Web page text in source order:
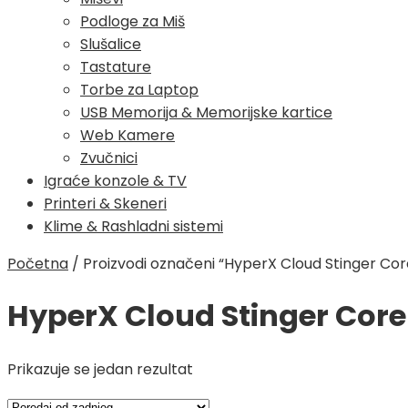
Podloge za Miš
Slušalice
Tastature
Torbe za Laptop
USB Memorija & Memorijske kartice
Web Kamere
Zvučnici
Igraće konzole & TV
Printeri & Skeneri
Klime & Rashladni sistemi
Početna / Proizvodi označeni “HyperX Cloud Stinger
HyperX Cloud Stinger Core
Prikazuje se jedan rezultat